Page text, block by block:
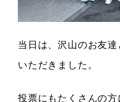
当日は、沢山のお友
いただきました。
投票にもたくさんの